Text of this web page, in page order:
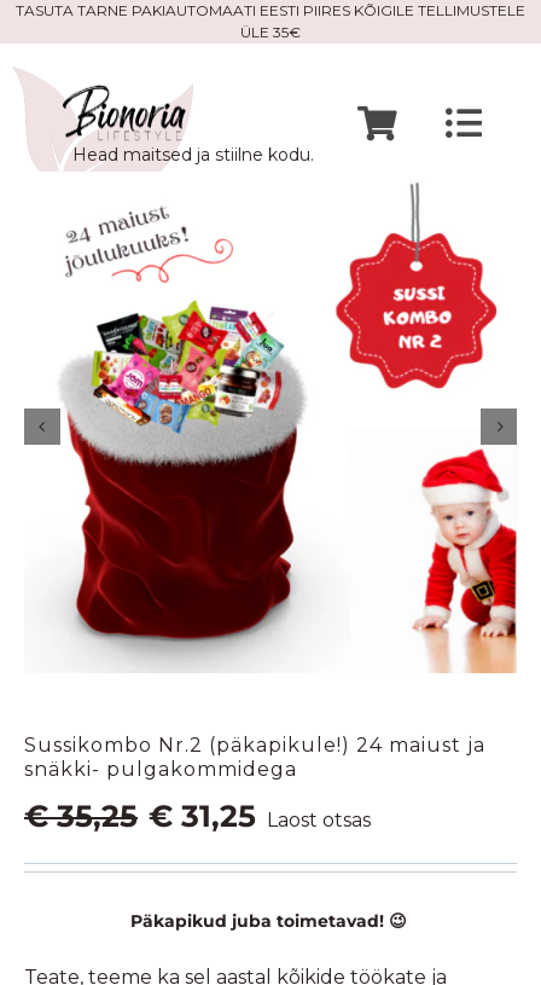
Skip
to
content
TASUTA TARNE PAKIAUTOMAATI EESTI PIIRES KÕIGILE TELLIMUSTELE
ÜLE 35€
Head maitsed ja stiilne kodu.
Mine
Meist
Kontakt
Sussikombo Nr.2 (päkapikule!) 24 maiust ja
snäkki- pulgakommidega
€35,25 Algne
oli:
€ 31,25 Praegune
on:
Laost otsas
Päkapikud juba toimetavad! 😉
Teate, teeme ka sel aastal kõikide töökate ja